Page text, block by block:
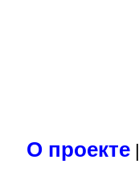
О проекте|